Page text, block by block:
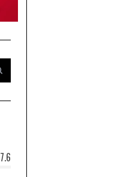
7.6